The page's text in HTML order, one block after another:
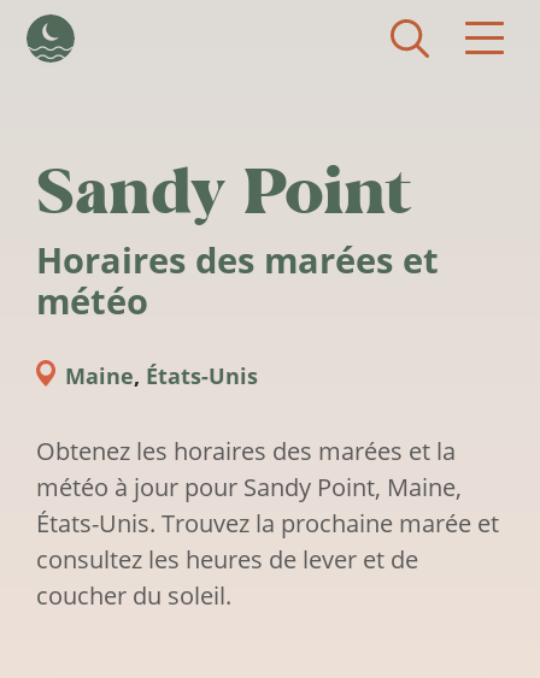
Sandy Point
Horaires des marées et
météo
Maine, États-Unis
Obtenez les horaires des marées et la
météo à jour pour Sandy Point, Maine,
États-Unis. Trouvez la prochaine marée et
consultez les heures de lever et de
coucher du soleil.